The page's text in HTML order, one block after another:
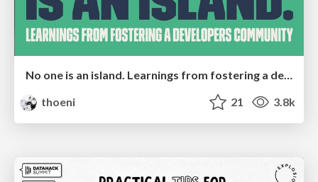
No one is an island. Learnings from fostering a developers community.
thoeni
21 3.8k